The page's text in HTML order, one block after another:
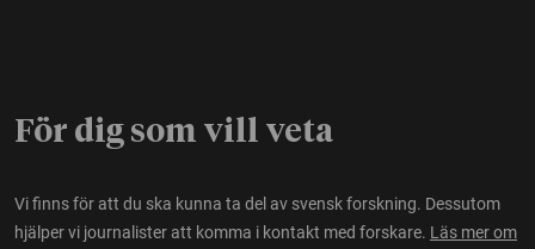
För dig som vill veta
Vi finns för att du ska kunna ta del av svensk forskning. Dessutom
hjälper vi journalister att komma i kontakt med forskare. Läs mer om